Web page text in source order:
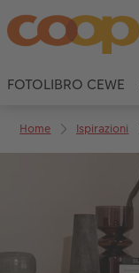
FOTOLIBRO CEWE
Home Ispirazioni